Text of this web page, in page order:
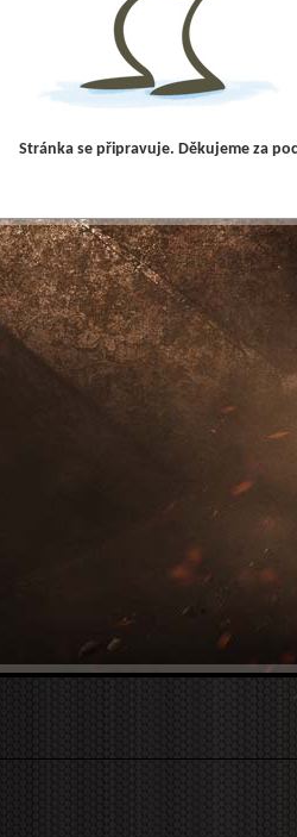
Stránka se připravuje. Děkujeme za